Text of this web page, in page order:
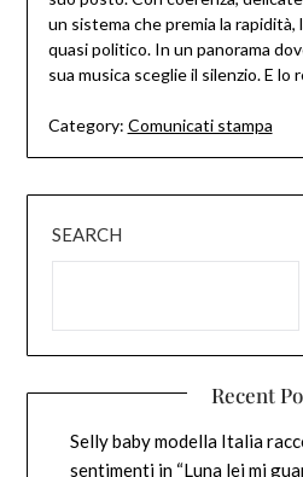
un sistema che premia la rapidità,
quasi politico. In un panorama
sua musica sceglie il silenzio. E lo
Category: Comunicati stampa
SEARCH
Recent
Selly baby modella Italia
sentimenti in “Luna lei mi